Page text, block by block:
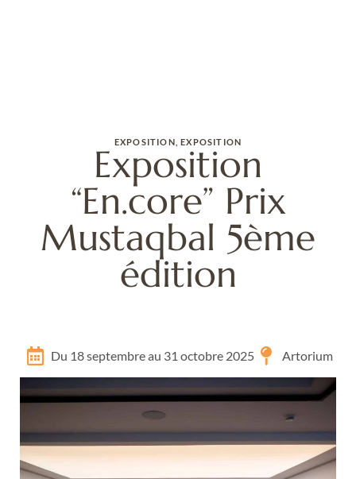
EXPOSITION ,EXPOSITION
Exposition
“En.core” Prix
Mustaqbal 5ème
édition
Du 18 septembre au 31 octobre 2025 Artorium